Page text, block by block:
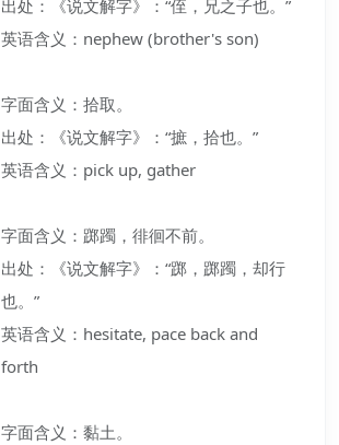
出处：《说文解字》：“侄，兄之子也。”
英语含义：nephew (brother's son)
字面含义：拾取。
出处：《说文解字》：“摭，拾也。”
英语含义：pick up, gather
字面含义：踯躅，徘徊不前。
出处：《说文解字》：“踯，踯躅，却行
也。”
英语含义：hesitate, pace back and
forth
字面含义：黏土。